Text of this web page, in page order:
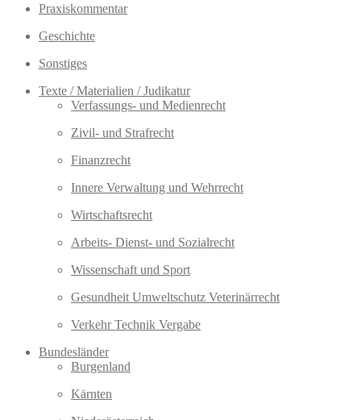
Praxiskommentar
Geschichte
Sonstiges
Texte / Materialien / Judikatur
Verfassungs- und Medienrecht
Zivil- und Strafrecht
Finanzrecht
Innere Verwaltung und Wehrrecht
Wirtschaftsrecht
Arbeits- Dienst- und Sozialrecht
Wissenschaft und Sport
Gesundheit Umweltschutz Veterinärrecht
Verkehr Technik Vergabe
Bundesländer
Burgenland
Kärnten